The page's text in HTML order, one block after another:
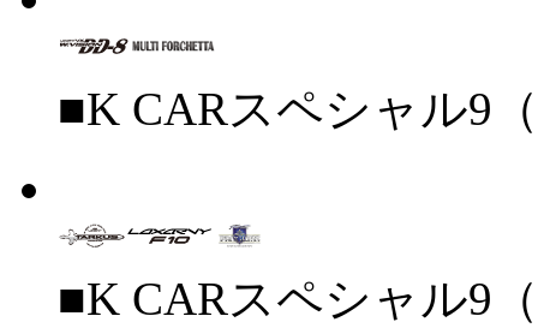
■K CARスペシャル9
■K CARスペシャル9